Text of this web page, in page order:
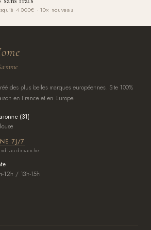
4 000€ · 10× nouveau
des plus belles marques européennes. Site 100%
en France et en Europe.
(31)
7J/7
au dimanche
12h / 13h-15h